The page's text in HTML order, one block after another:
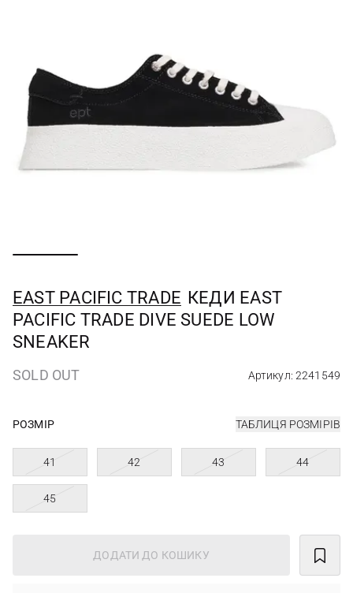
EAST PACIFIC TRADE КЕДИ EAST
PACIFIC TRADE DIVE SUEDE LOW
SNEAKER
SOLD OUT Артикул: 2241549
РОЗМІР ТАБЛИЦЯ РОЗМІРІВ
41 42 43 44
45
ДОДАТИ ДО КОШИКУ